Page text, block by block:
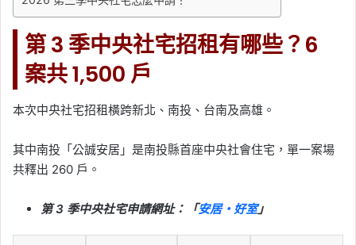
第 3 季中央社宅招租有哪些？6
案共 1,500 戶
本次中央社宅招租橫跨新北、南投、台南及高雄。
其中南投「公誠安居」是南投縣首座中央社會住宅，單一案場
共釋出 260 戶。
第 3 季中央社宅申請網址：「安居・好室」